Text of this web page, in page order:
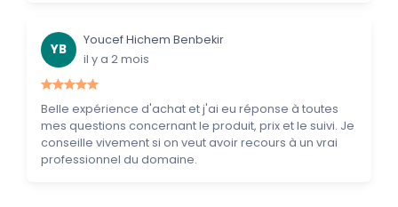
YB
Youcef Hichem Benbekir
il y a 2 mois
Belle expérience d'achat et j'ai eu réponse à toutes
mes questions concernant le produit, prix et le suivi. Je
conseille vivement si on veut avoir recours à un vrai
professionnel du domaine.